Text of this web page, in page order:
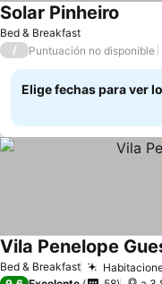
Bed & Breakfast
Solar Pinheiro
/ Puntuación no disponible
Elige fechas para ver
Bed & Breakfast
Vila Penelope